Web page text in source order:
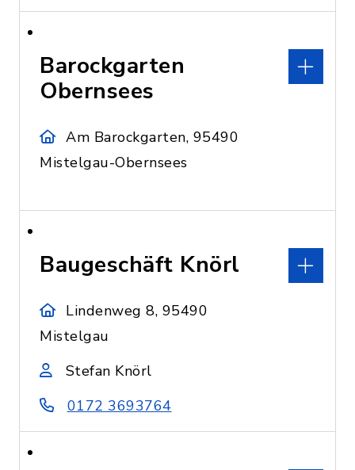
Barockgarten
Obernsees
Am Barockgarten, 95490
Mistelgau-Obernsees
Baugeschäft Knörl
Lindenweg 8, 95490
Mistelgau
Stefan Knörl
0172 3693764